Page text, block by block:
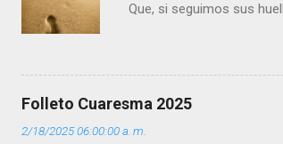
Que, si seguimos sus
que los demás se
pero tú me das la savia
”. - ¿Te sientes super
(+ Leer ) |
Folleto Cuaresma 2025
2/18/2025 06:00:00 a. m.